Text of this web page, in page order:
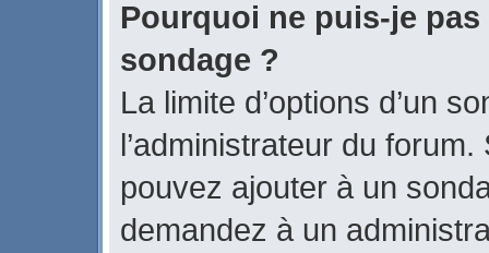
Pourquoi ne puis-je
sondage ?
La limite d’options d’un
l’administrateur du
pouvez ajouter à un
demandez à un